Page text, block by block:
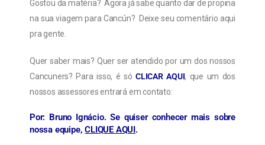
Gostou da matéria? Agora já sabe quanto dar de propina
na sua viagem para Cancún? Deixe seu comentário aqui
pra gente.
Quer saber mais? Quer ser atendido por um dos nossos
Cancuners? Para isso, é só CLICAR AQUI, que um dos
nossos assessores entrará em contato:
Por: Bruno Ignácio. Se quiser conhecer mais sobre
nossa equipe,CLIQUE AQUI.